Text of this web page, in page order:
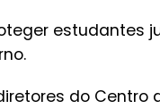
estudantes
do Centro